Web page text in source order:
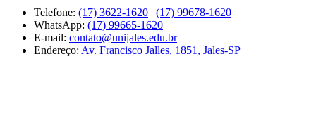
Telefone: (17) 3622-1620 | (17) 99678-1620
WhatsApp: (17) 99665-1620
E-mail: contato@unijales.edu.br
Endereço: Av. Francisco Jalles, 1851, Jales-SP